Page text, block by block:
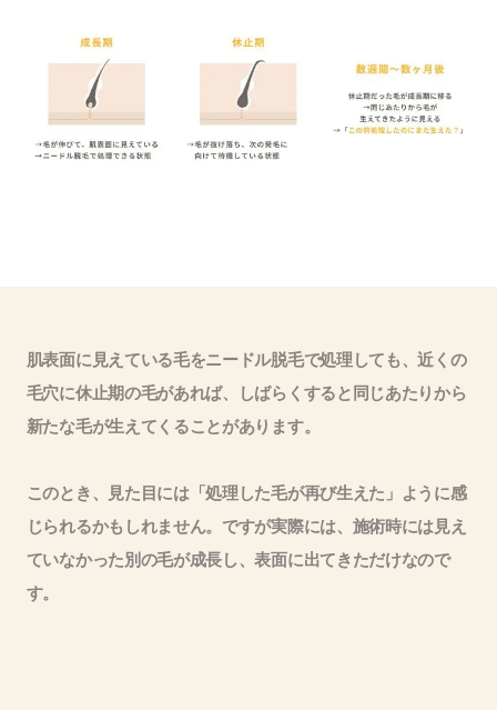
肌表面に見えている毛をニードル脱毛で処理しても、近くの
毛穴に休止期の毛があれば、しばらくすると同じあたりから
新たな毛が生えてくることがあります。
このとき、見た目には「処理した毛が再び生えた」ように感
じられるかもしれません。ですが実際には、施術時には見え
ていなかった別の毛が成長し、表面に出てきただけなので
す。